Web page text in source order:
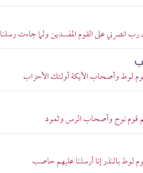
انصرني على القوم المفسدين ولما جاءت رسلنا
لوط وأصحاب الأيكة أولئك الأحزاب
قوم نوح وأصحاب الرس وثمود
لوط بالنذر إنا أرسلنا عليهم حاصب